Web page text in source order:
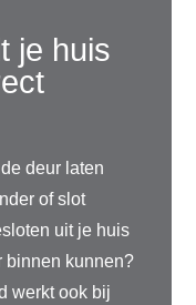
je huis
deur laten
of slot
uit je huis
binnen kunnen?
werkt ook bij